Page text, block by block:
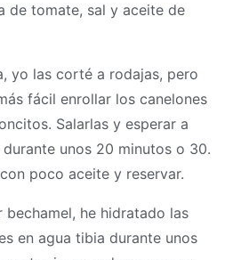
de tomate, sal y aceite de
yo las corté a rodajas, pero
fácil enrollar los canelones
Salarlas y esperar a
unos 20 minutos o 30.
poco aceite y reservar.
he hidratado las
en agua tibia durante unos